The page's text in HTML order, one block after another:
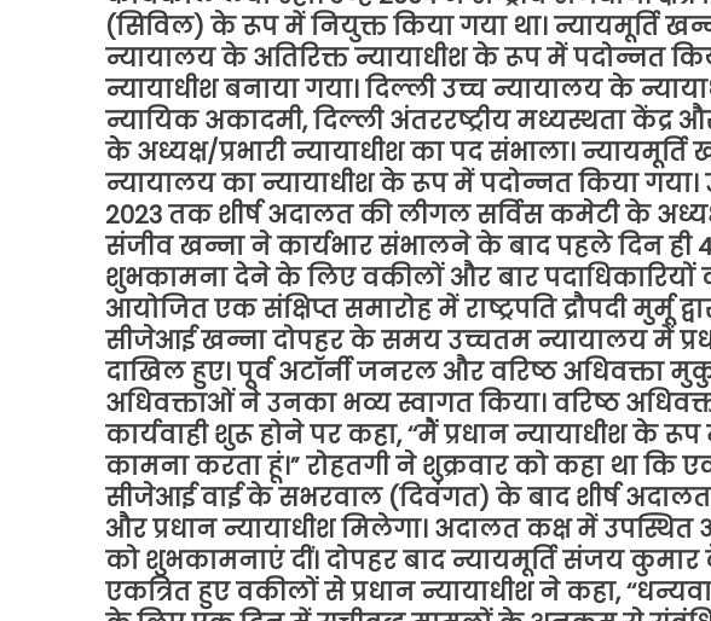
(सिविल) के रूप में नियुक्त किया गया था। न्यायमूर्ति
न्यायालय के अतिरिक्त न्यायाधीश के रूप में पदोन्नत
न्यायाधीश बनाया गया। दिल्ली उच्च न्यायालय के
न्यायिक अकादमी, दिल्ली अंतररष्ट्रीय मध्यस्थता केंद्र
के अध्यक्ष/प्रभारी न्यायाधीश का पद संभाला।
न्यायालय का न्यायाधीश के रूप में पदोन्नत किया गया।
2023 तक शीर्ष अदालत की लीगल सर्विस कमेटी के
संजीव खन्ना ने कार्यभार संभालने के बाद पहले दिन ही
शुभकामना देने के लिए वकीलों और बार पदाधिकारियों
आयोजित एक संक्षिप्त समारोह में राष्ट्रपति द्रौपदी मुर्मू
सीजेआई खन्ना दोपहर के समय उच्चतम न्यायालय में
दाखिल हुए। पूर्व अटॉर्नी जनरल और वरिष्ठ अधिवक्ता
अधिवक्ताओं ने उनका भव्य स्वागत किया। वरिष्ठ
कार्यवाही शुरू होने पर कहा, ‘‘मैं प्रधान न्यायाधीश
कामना करता हूं।” रोहतगी ने शुक्रवार को कहा था
सीजेआई वाई के सभरवाल (दिवंगत) के बाद शीर्ष
और प्रधान न्यायाधीश मिलेगा। अदालत कक्ष में उपस्थित
को शुभकामनाएं दीं। दोपहर बाद न्यायमूर्ति संजय
एकत्रित हुए वकीलों से प्रधान न्यायाधीश ने कहा,